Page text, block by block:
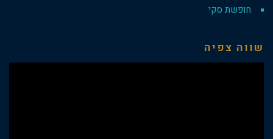
חופשת סקי
שווה צפיה